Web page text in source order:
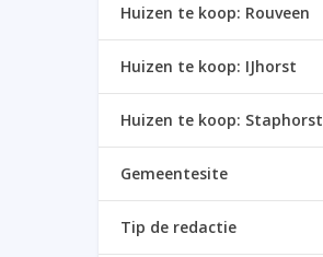
Huizen te koop: Rouveen
Huizen te koop: IJhorst
Huizen te koop: Staphorst
Gemeentesite
Tip de redactie